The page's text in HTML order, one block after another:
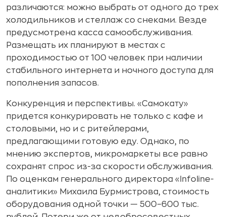
различаются: можно выбрать от одного до трех
холодильников и стеллаж со снеками. Везде
предусмотрена касса самообслуживания.
Размещать их планируют в местах с
проходимостью от 100 человек при наличии
стабильного интернета и ночного доступа для
пополнения запасов.
Конкуренция и перспективы. «Самокату»
придется конкурировать не только с кафе и
столовыми, но и с ритейлерами,
предлагающими готовую еду. Однако, по
мнению экспертов, микромаркеты все равно
сохранят спрос из-за скорости обслуживания.
По оценкам генерального директора «Infoline-
аналитики» Михаила Бурмистрова, стоимость
оборудования одной точки — 500–600 тыс.